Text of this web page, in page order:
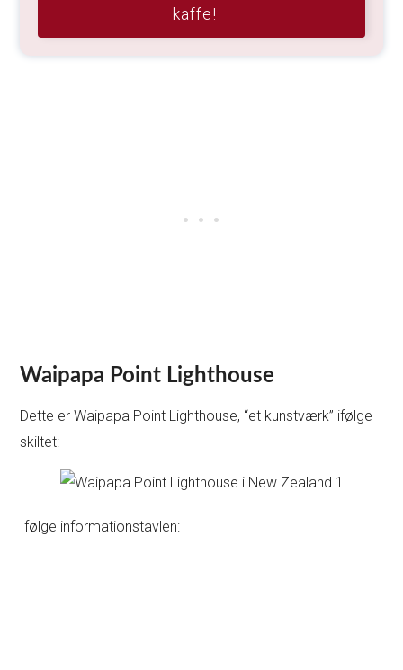
kaffe!
Waipapa Point Lighthouse
Dette er Waipapa Point Lighthouse, “et kunstværk” ifølge
skiltet:
Ifølge informationstavlen: